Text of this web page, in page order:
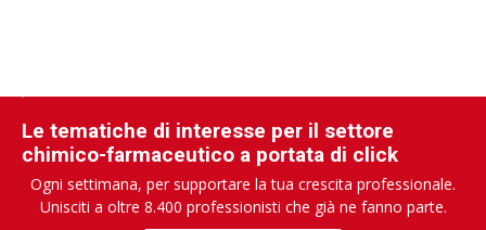
Le tematiche di interesse per il settore
chimico-farmaceutico a portata di click
Ogni settimana, per supportare la tua crescita professionale.
Unisciti a oltre 8.400 professionisti che già ne fanno parte.